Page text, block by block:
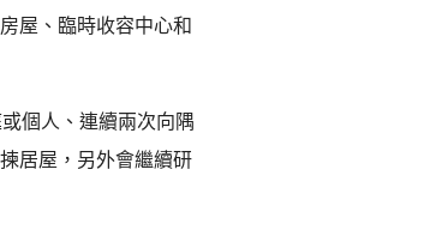
屋、臨時收容中心和
個人、連續兩次向隅
居屋，另外會繼續研